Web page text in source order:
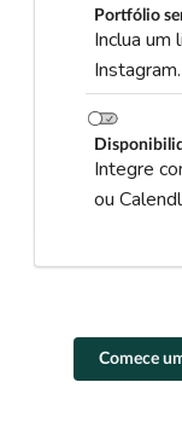
Portfólio
Inclua um
Instagram.
Integre
ou
Comece